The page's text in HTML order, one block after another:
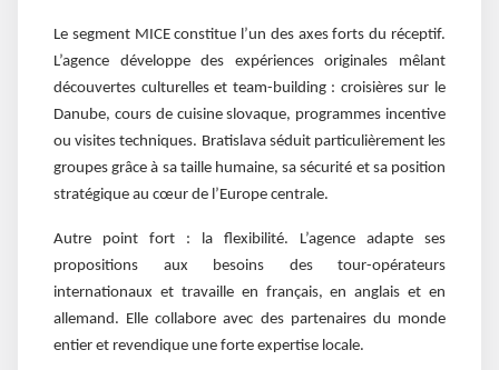
Le segment MICE constitue l’un des axes forts du réceptif.
L’agence développe des expériences originales mêlant
découvertes culturelles et team-building : croisières sur le
Danube, cours de cuisine slovaque, programmes incentive
ou visites techniques. Bratislava séduit particulièrement les
groupes grâce à sa taille humaine, sa sécurité et sa position
stratégique au cœur de l’Europe centrale.
Autre point fort : la flexibilité. L’agence adapte ses
propositions aux besoins des tour-opérateurs
internationaux et travaille en français, en anglais et en
allemand. Elle collabore avec des partenaires du monde
entier et revendique une forte expertise locale.